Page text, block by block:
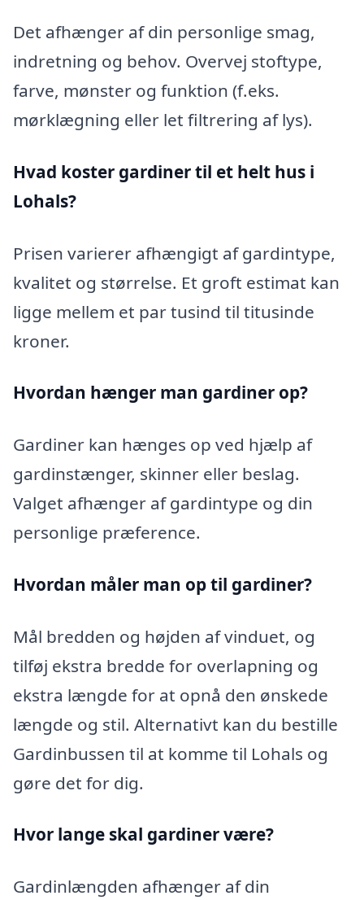
Det afhænger af din personlige smag,
indretning og behov. Overvej stoftype,
farve, mønster og funktion (f.eks.
mørklægning eller let filtrering af lys).
Hvad koster gardiner til et helt hus i
Lohals?
Prisen varierer afhængigt af gardintype,
kvalitet og størrelse. Et groft estimat kan
ligge mellem et par tusind til titusinde
kroner.
Hvordan hænger man gardiner op?
Gardiner kan hænges op ved hjælp af
gardinstænger, skinner eller beslag.
Valget afhænger af gardintype og din
personlige præference.
Hvordan måler man op til gardiner?
Mål bredden og højden af vinduet, og
tilføj ekstra bredde for overlapning og
ekstra længde for at opnå den ønskede
længde og stil. Alternativt kan du bestille
Gardinbussen til at komme til Lohals og
gøre det for dig.
Hvor lange skal gardiner være?
Gardinlængden afhænger af din